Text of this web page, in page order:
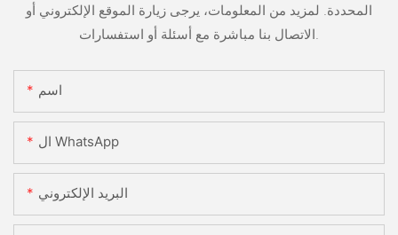
المحددة. لمزيد من المعلومات، يرجى زيارة الموقع الإلكتروني أو
اسم
ال WhatsApp
البريد الإلكتروني